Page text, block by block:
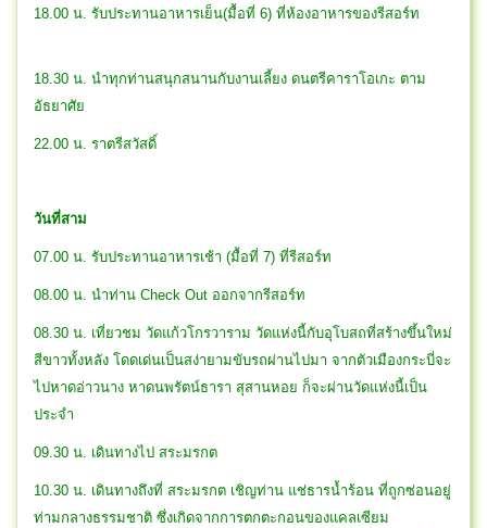
18.00 น. รับประทานอาหารเย็น(มื้อที่ 6) ที่ห้องอาหารของรีสอร์ท
18.30 น. นำทุกท่านสนุกสนานกับงานเลี้ยง ดนตรีคาราโอเกะ ตาม
อัธยาศัย
22.00 น. ราตรีสวัสดิ์
วันที่สาม
07.00 น. รับประทานอาหารเช้า (มื้อที่ 7) ที่รีสอร์ท
08.00 น. นำท่าน Check Out ออกจากรีสอร์ท
08.30 น. เที่ยวชม วัดแก้วโกรวาราม วัดแห่งนี้กับอุโบสถที่สร้างขึ้นใหม่
สีขาวทั้งหลัง โดดเด่นเป็นสง่ายามขับรถผ่านไปมา จากตัวเมืองกระบี่จะ
ไปหาดอ่าวนาง หาดนพรัตน์ธารา สุสานหอย ก็จะผ่านวัดแห่งนี้เป็น
ประจำ
09.30 น. เดินทางไป สระมรกต
10.30 น. เดินทางถึงที่ สระมรกต เชิญท่าน แช่ธารน้ำร้อน ที่ถูกซ่อนอยู่
ท่ามกลางธรรมชาติ ซึ่งเกิดจากการตกตะกอนของแคลเซียม